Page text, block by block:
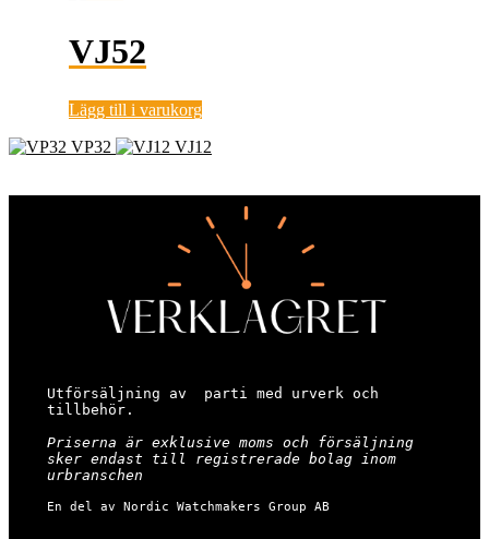
VJ52
Lägg till i varukorg
VP32
VJ12
Utförsäljning av  parti med urverk och
tillbehör.
Priserna är exklusive moms och försäljning
sker endast till registrerade bolag inom
urbranschen
En del av Nordic Watchmakers Group AB